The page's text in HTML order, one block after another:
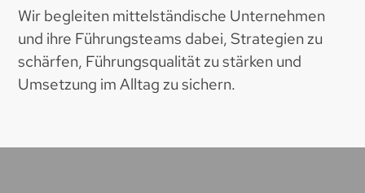
Wir begleiten mittelständische Unternehmen
und ihre Führungsteams dabei, Strategien zu
schärfen, Führungsqualität zu stärken und
Umsetzung im Alltag zu sichern.